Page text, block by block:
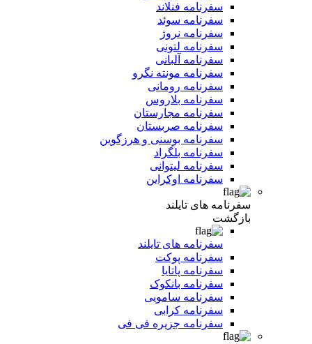
سفرنامه فنلاند
سفرنامه سوئد
سفرنامه نروژ
سفرنامه لتونی
سفرنامه آلبانی
سفرنامه مونته نگرو
سفرنامه رومانی
سفرنامه بلاروس
سفرنامه مجارستان
سفرنامه صربستان
سفرنامه بوسنی و هرزگوین
سفرنامه بلگراد
سفرنامه لیتوانی
سفرنامه اوکراین
سفرنامه های تایلند
بازگشت
سفرنامه های تایلند
سفرنامه پوکت
سفرنامه پاتایا
سفرنامه بانکوک
سفرنامه سامویی
سفرنامه کرابی
سفرنامه جزیره فی فی